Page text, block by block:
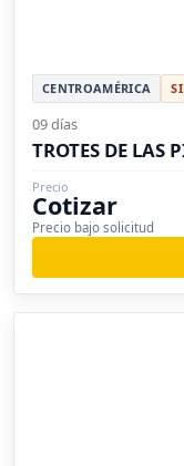
CENTROAMÉRICA
09 días
TROTES DE LAS
Precio
Cotizar
Precio bajo solicitud